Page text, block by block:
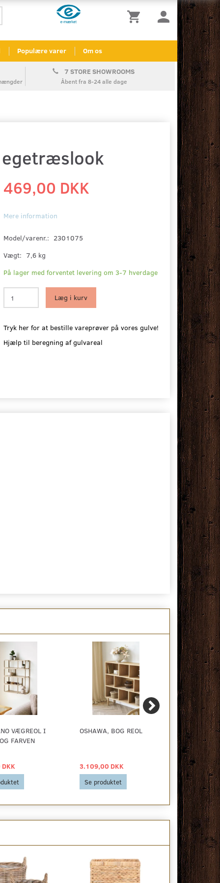
Populære varer Om os
7 STORE SHOWROOMS
Åbent fra 8-24 alle dage
egetræslook
469,00 DKK
Mere information
Model/varenr.: 2301075
Vægt: 7,6 kg
På lager med forventet levering om 3-7 hverdage
Læg i kurv
Tryk her for at bestille vareprøver på vores gulve!
Hjælp til beregning af gulvareal
VÆGREOL I
FARVEN
OSHAWA, BOG REOL
3.109,00 DKK
Se produktet
KYOTO
LÅGER OG
2.459,00
Se